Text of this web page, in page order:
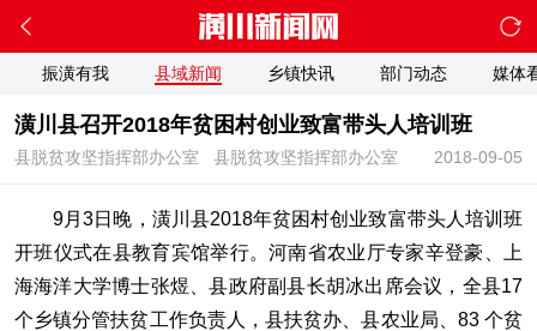
振潢有我 县域新闻 乡镇快讯 部门动态 媒体
潢川县召开2018年贫困村创业致富带头人培训班
2018-09-05
县脱贫攻坚指挥部办公室 县脱贫攻坚指挥部办公室
9月3日晚，潢川县2018年贫困村创业致富带头人培训班
开班仪式在县教育宾馆举行。河南省农业厅专家辛登豪、上
海海洋大学博士张煜、县政府副县长胡冰出席会议，全县17
个乡镇分管扶贫工作负责人，县扶贫办、县农业局、83 个贫